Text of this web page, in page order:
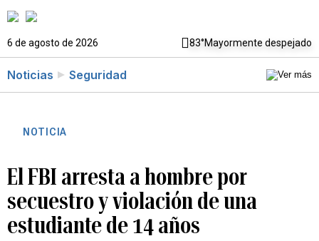
6 de agosto de 2026 83°Mayormente despejado
Noticias Seguridad
NOTICIA
El FBI arresta a hombre por
secuestro y violación de una
estudiante de 14 años